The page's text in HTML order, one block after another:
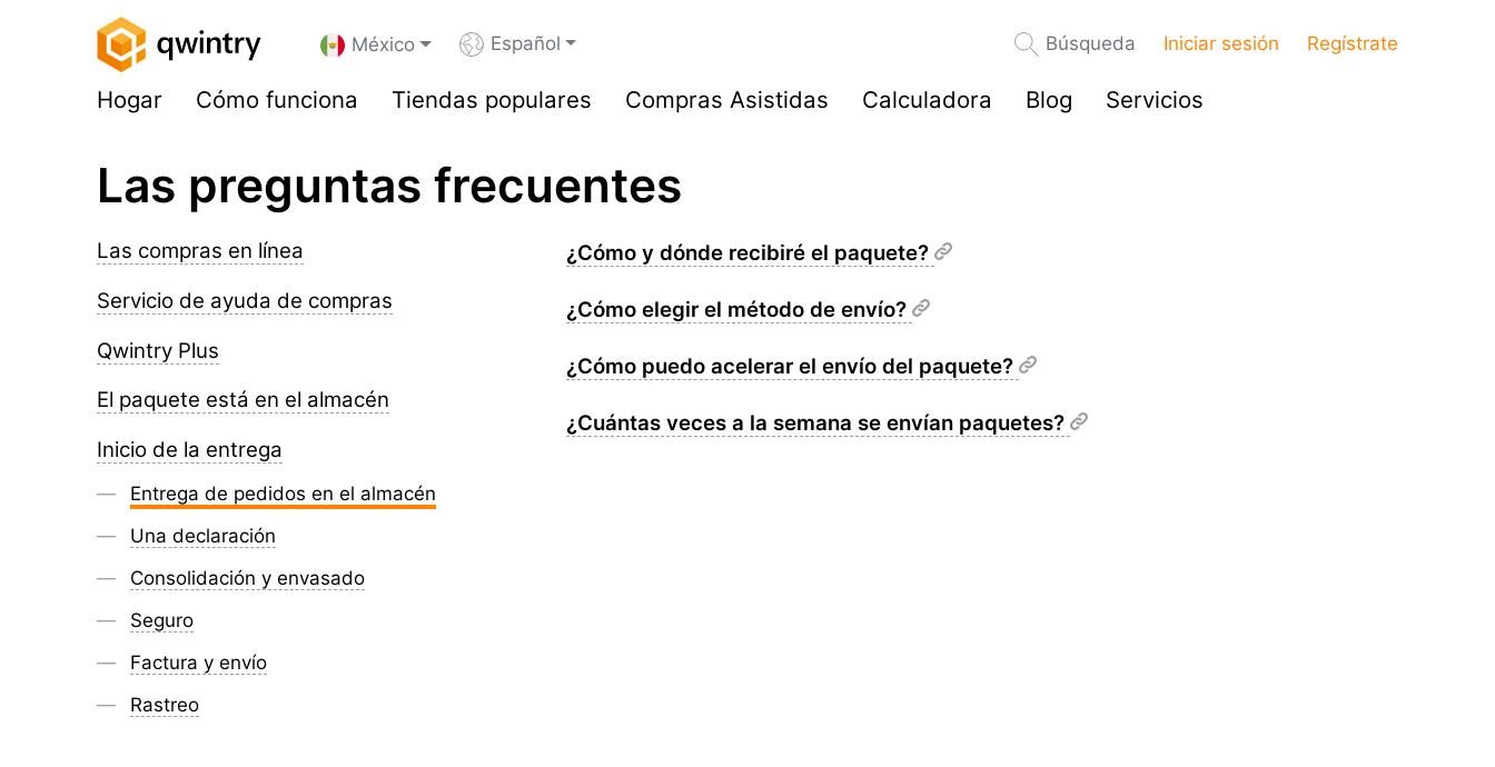
México Español Búsqueda Iniciar sesión Regístrate
Hogar Cómo funciona Tiendas populares Compras Asistidas Calculadora Blog Servicios
Las preguntas frecuentes
Las compras en línea
Servicio de ayuda de compras
Qwintry Plus
El paquete está en el almacén
Inicio de la entrega
Entrega de pedidos en el almacén
Una declaración
Consolidación y envasado
Seguro
Factura y envío
Rastreo
¿Cómo y dónde recibiré el paquete?
¿Cómo elegir el método de envío?
¿Cómo puedo acelerar el envío del paquete?
¿Cuántas veces a la semana se envían paquetes?